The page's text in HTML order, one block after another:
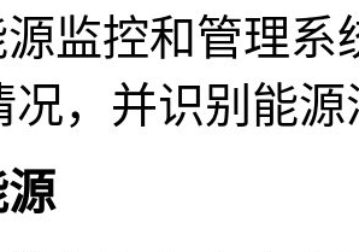
监控和管理
况，并识别能